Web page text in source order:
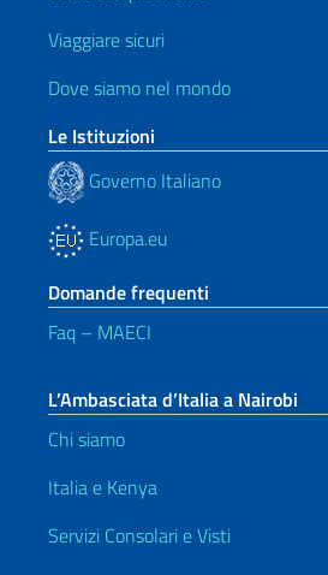
Viaggiare sicuri
Dove siamo nel mondo
Le Istituzioni
Governo Italiano
Europa.eu
Domande frequenti
Faq – MAECI
L’Ambasciata d’Italia a Nairobi
Chi siamo
Italia e Kenya
Servizi Consolari e Visti